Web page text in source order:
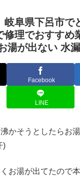
阜県下呂市で
理でおすすめ
湯が出ない 水漏
Facebook
LINE
かそうとしたらお
)
お湯が出てたので